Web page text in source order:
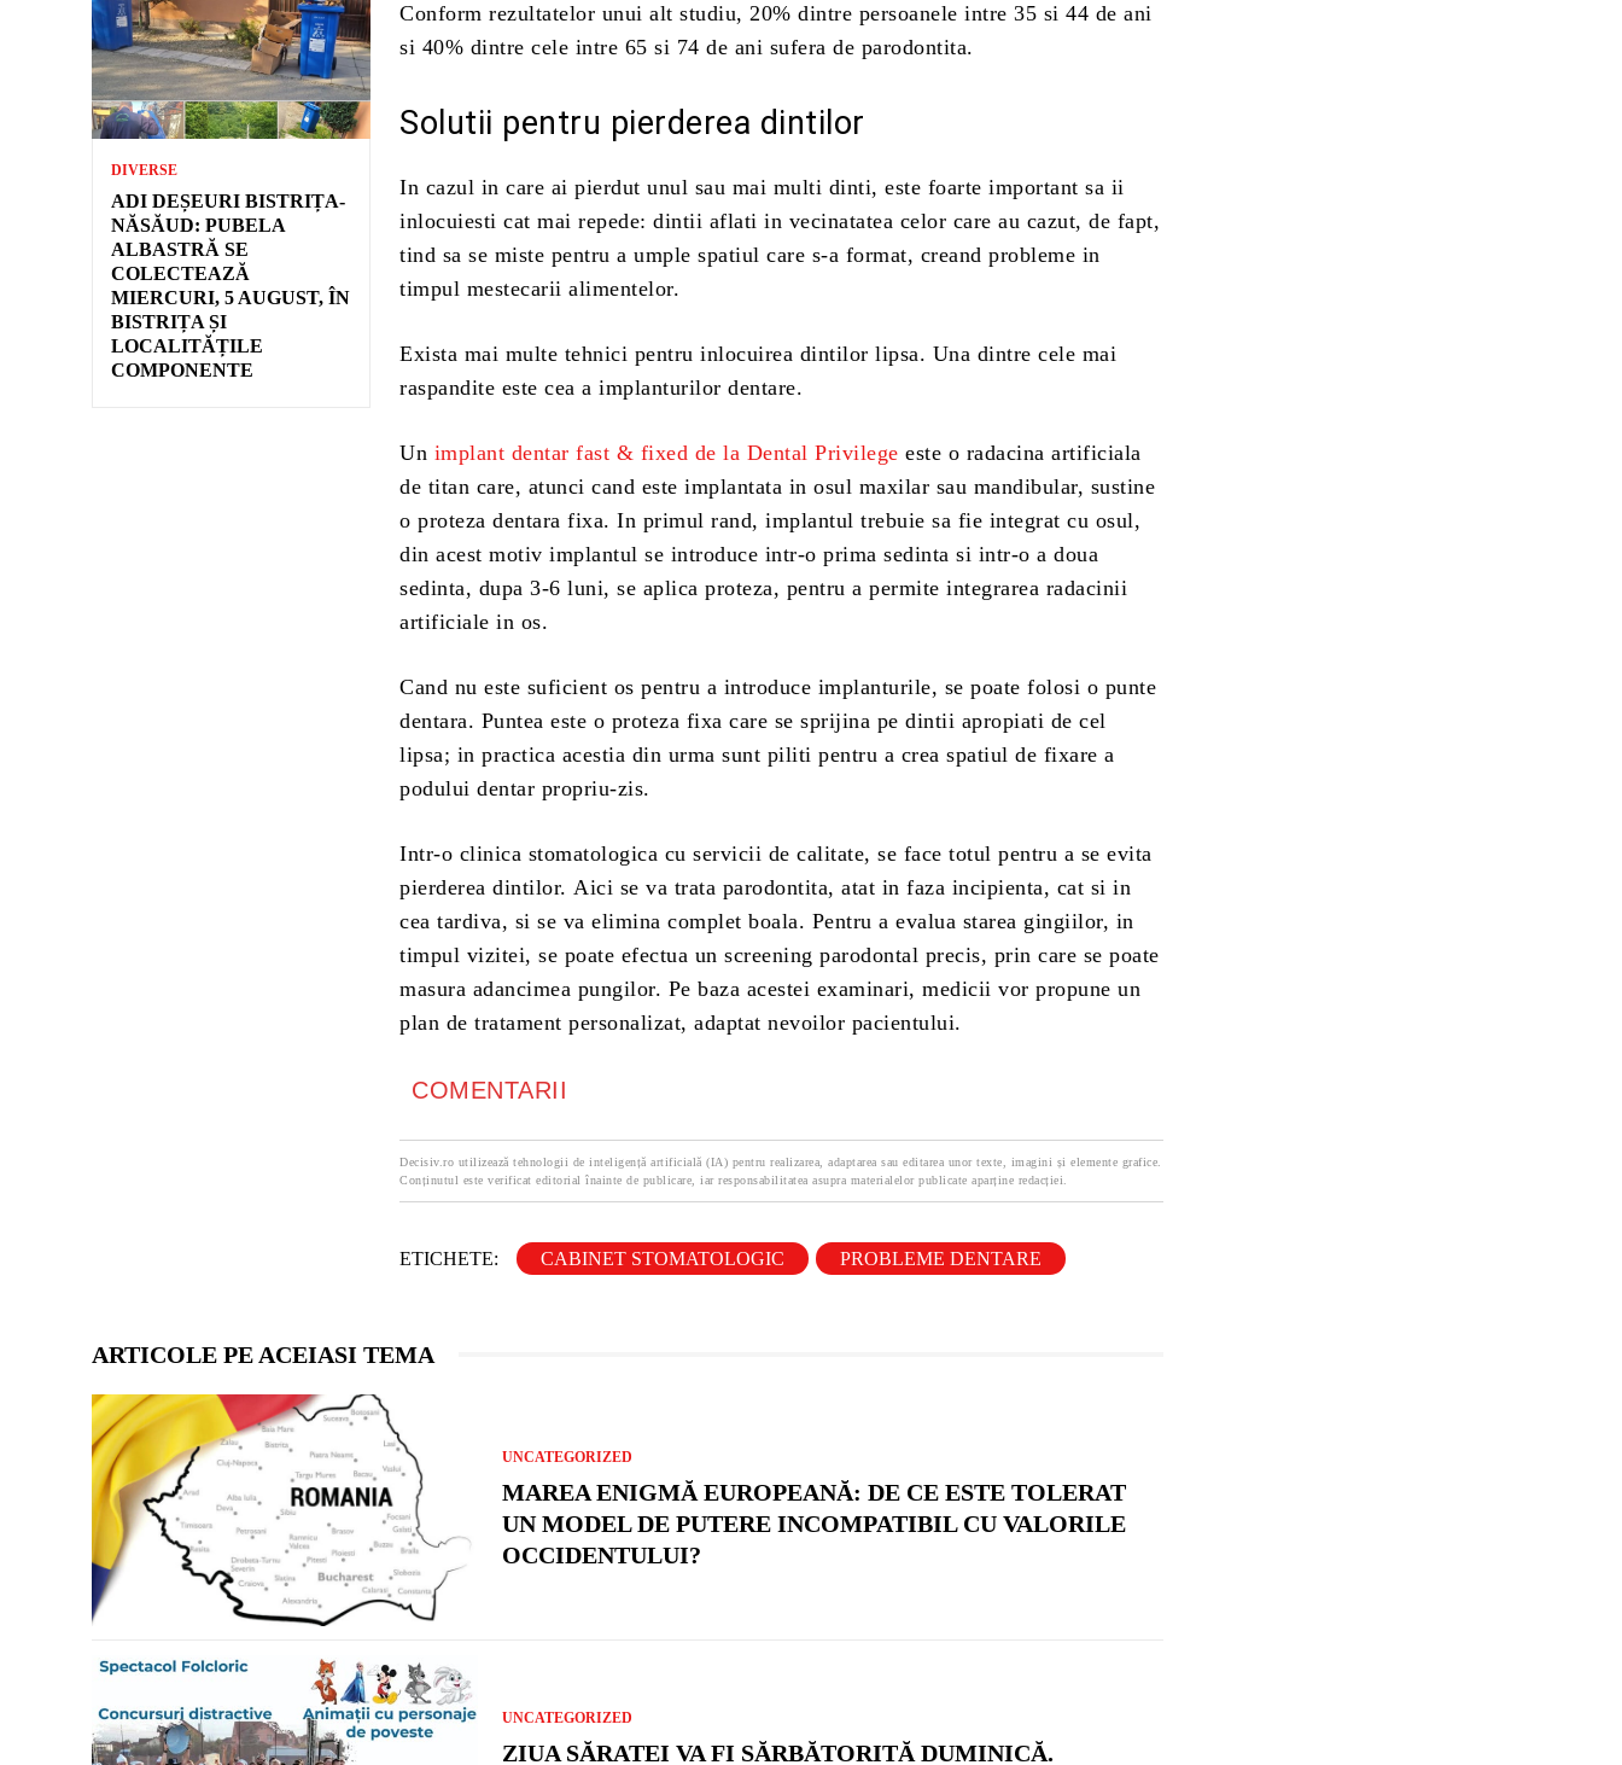
DIVERSE
ADI DEȘEURI BISTRIȚA-
NĂSĂUD: PUBELA
ALBASTRĂ SE
COLECTEAZĂ
MIERCURI, 5 AUGUST, ÎN
BISTRIȚA ȘI
LOCALITĂȚILE
COMPONENTE
Conform rezultatelor unui alt studiu, 20% dintre persoanele intre 35 si 44 de ani
si 40% dintre cele intre 65 si 74 de ani sufera de parodontita.
Solutii pentru pierderea dintilor
In cazul in care ai pierdut unul sau mai multi dinti, este foarte important sa ii
inlocuiesti cat mai repede: dintii aflati in vecinatatea celor care au cazut, de fapt,
tind sa se miste pentru a umple spatiul care s-a format, creand probleme in
timpul mestecarii alimentelor.
Exista mai multe tehnici pentru inlocuirea dintilor lipsa. Una dintre cele mai
raspandite este cea a implanturilor dentare.
Un implant dentar fast & fixed de la Dental Privilege este o radacina artificiala
de titan care, atunci cand este implantata in osul maxilar sau mandibular, sustine
o proteza dentara fixa. In primul rand, implantul trebuie sa fie integrat cu osul,
din acest motiv implantul se introduce intr-o prima sedinta si intr-o a doua
sedinta, dupa 3-6 luni, se aplica proteza, pentru a permite integrarea radacinii
artificiale in os.
Cand nu este suficient os pentru a introduce implanturile, se poate folosi o punte
dentara. Puntea este o proteza fixa care se sprijina pe dintii apropiati de cel
lipsa; in practica acestia din urma sunt piliti pentru a crea spatiul de fixare a
podului dentar propriu-zis.
Intr-o clinica stomatologica cu servicii de calitate, se face totul pentru a se evita
pierderea dintilor. Aici se va trata parodontita, atat in ​​faza incipienta, cat si in
cea tardiva, si se va elimina complet boala. Pentru a evalua starea gingiilor, in
timpul vizitei, se poate efectua un screening parodontal precis, prin care se poate
masura adancimea pungilor. Pe baza acestei examinari, medicii vor propune un
plan de tratament personalizat, adaptat nevoilor pacientului.
COMENTARII
Decisiv.ro utilizează tehnologii de inteligență artificială (IA) pentru realizarea, adaptarea sau editarea unor texte, imagini și elemente grafice.
Conținutul este verificat editorial înainte de publicare, iar responsabilitatea asupra materialelor publicate aparține redacției.
ETICHETE: CABINET STOMATOLOGIC PROBLEME DENTARE
ARTICOLE PE ACEIASI TEMA
UNCATEGORIZED
MAREA ENIGMĂ EUROPEANĂ: DE CE ESTE TOLERAT
UN MODEL DE PUTERE INCOMPATIBIL CU VALORILE
OCCIDENTULUI?
UNCATEGORIZED
ZIUA SĂRATEI VA FI SĂRBĂTORITĂ DUMINICĂ.